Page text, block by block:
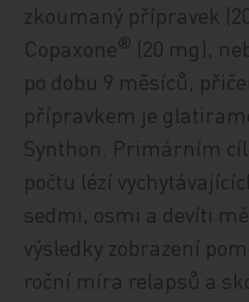
zkoumaný přípravek
Copaxone® (20 mg),
po dobu 9 měsíců,
přípravkem je
Synthon. Primárním
počtu lézí
sedmi, osmi a devíti
výsledky zobrazení
roční míra relapsů a